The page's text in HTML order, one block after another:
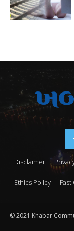
Disclaimer
Ethics Policy
© 2021 Khabar